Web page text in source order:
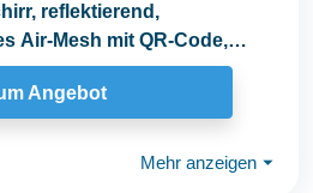
reflektierend,
Air-Mesh mit QR-Code,
Angebot
Mehr anzeigen ⏷